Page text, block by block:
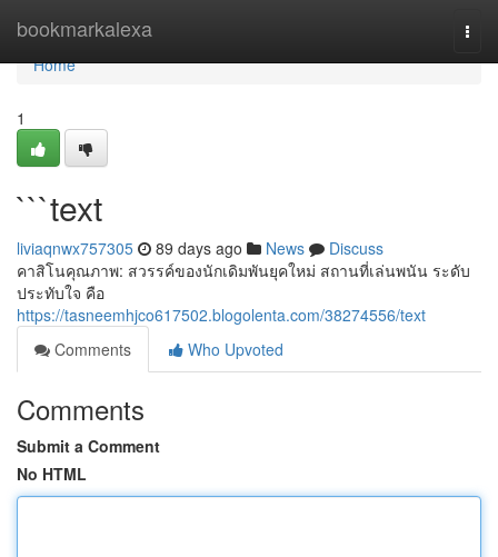
bookmarkalexa
Home
Home
1
```text
liviaqnwx757305 89 days ago News
Discuss
คาสิโนคุณภาพ: สวรรค์ของนักเดิมพันยุคใหม่ สถานที่เล่นพนัน ระดับ
ประทับใจ คือ
https://tasneemhjco617502.blogolenta.com/38274556/text
Comments
Who Upvoted
Comments
Submit a Comment
No HTML